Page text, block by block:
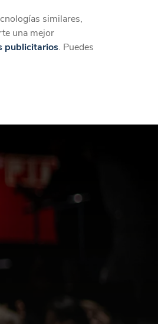
Crear cuenta
similares,
una mejor
publicitarios. Puedes